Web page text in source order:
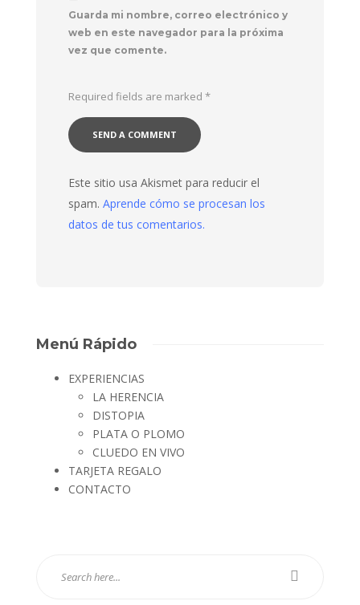
Guarda mi nombre, correo electrónico y
web en este navegador para la próxima
vez que comente.
Required fields are marked *
Este sitio usa Akismet para reducir el
spam. Aprende cómo se procesan los
datos de tus comentarios.
Menú Rápido
EXPERIENCIAS
LA HERENCIA
DISTOPIA
PLATA O PLOMO
CLUEDO EN VIVO
TARJETA REGALO
CONTACTO